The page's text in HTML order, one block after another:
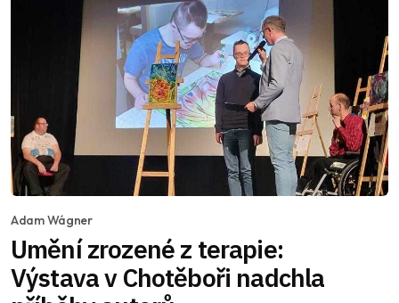
Adam Wágner
Umění zrozené z terapie:
Výstava v Chotěboři nadchla